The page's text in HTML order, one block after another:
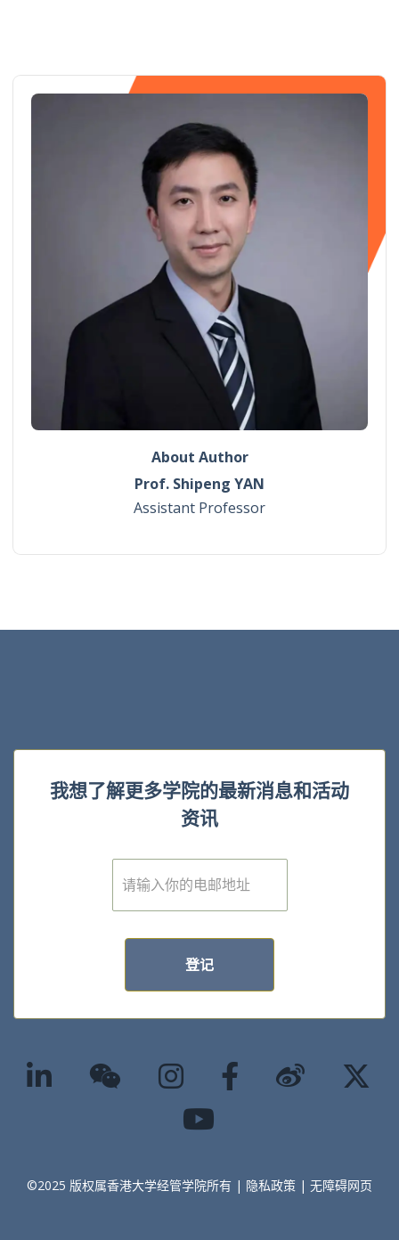
About Author
Prof. Shipeng YAN
Assistant Professor
我想了解更多学院的最新消息和活动
资讯
E
m
登记
©2025 版权属香港大学经管学院所有 | 隐私政策 | 无障碍网页